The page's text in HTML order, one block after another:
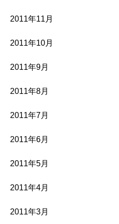
2011年11月
2011年10月
2011年9月
2011年8月
2011年7月
2011年6月
2011年5月
2011年4月
2011年3月